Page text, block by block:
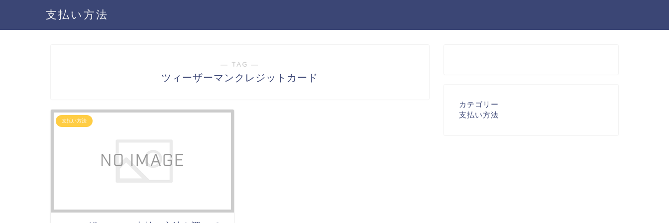
支払い方法
― TAG ―
ツィーザーマンクレジットカード
支払い方法
カテゴリー
支払い方法